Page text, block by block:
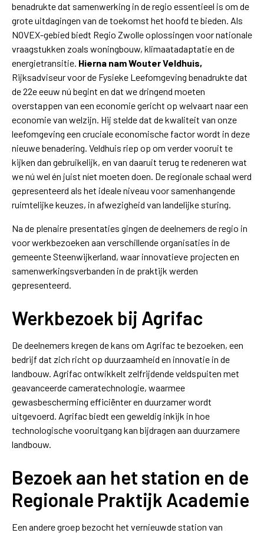
benadrukte dat samenwerking in de regio essentieel is om de
grote uitdagingen van de toekomst het hoofd te bieden. Als
NOVEX-gebied biedt Regio Zwolle oplossingen voor nationale
vraagstukken zoals woningbouw, klimaatadaptatie en de
energietransitie. Hierna nam Wouter Veldhuis,
Rijksadviseur voor de Fysieke Leefomgeving benadrukte dat
de 22e eeuw nú begint en dat we dringend moeten
overstappen van een economie gericht op welvaart naar een
economie van welzijn. Hij stelde dat de kwaliteit van onze
leefomgeving een cruciale economische factor wordt in deze
nieuwe benadering. Veldhuis riep op om verder vooruit te
kijken dan gebruikelijk, en van daaruit terug te redeneren wat
we nú wel én juist níet moeten doen. De regionale schaal werd
gepresenteerd als het ideale niveau voor samenhangende
ruimtelijke keuzes, in afwezigheid van landelijke sturing.
Na de plenaire presentaties gingen de deelnemers de regio in
voor werkbezoeken aan verschillende organisaties in de
gemeente Steenwijkerland, waar innovatieve projecten en
samenwerkingsverbanden in de praktijk werden
gepresenteerd.
Werkbezoek bij Agrifac
De deelnemers kregen de kans om Agrifac te bezoeken, een
bedrijf dat zich richt op duurzaamheid en innovatie in de
landbouw. Agrifac ontwikkelt zelfrijdende veldspuiten met
geavanceerde cameratechnologie, waarmee
gewasbescherming efficiënter en duurzamer wordt
uitgevoerd. Agrifac biedt een geweldig inkijk in hoe
technologische vooruitgang kan bijdragen aan duurzamere
landbouw.
Bezoek aan het station en de
Regionale Praktijk Academie
Een andere groep bezocht het vernieuwde station van